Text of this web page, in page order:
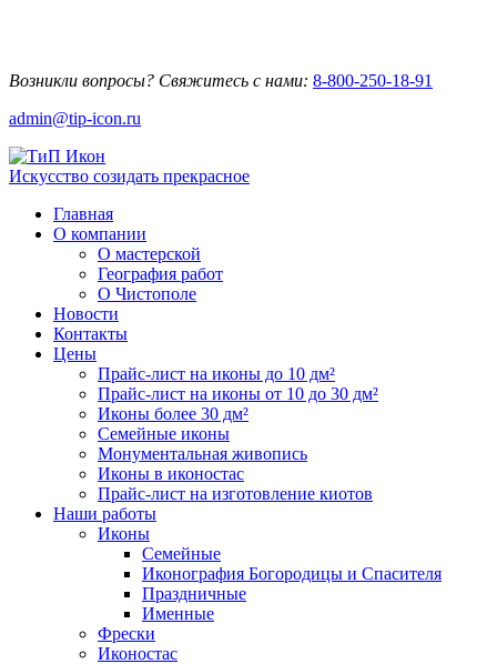
Возникли вопросы? Свяжитесь с нами: 8-800-250-18-91
admin@tip-icon.ru
Искусство созидать прекрасное
Главная
О компании
О мастерской
География работ
О Чистополе
Новости
Контакты
Цены
Прайс-лист на иконы до 10 дм²
Прайс-лист на иконы от 10 до 30 дм²
Иконы более 30 дм²
Семейные иконы
Монументальная живопись
Иконы в иконостас
Прайс-лист на изготовление киотов
Наши работы
Иконы
Семейные
Иконография Богородицы и Спасителя
Праздничные
Именные
Фрески
Иконостас